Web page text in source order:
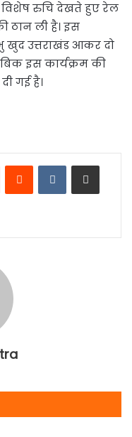
विशेष रुचि देखते हुए रेल
ठान ली है। इस
खुद उत्तराखंड आकर दो
इस कार्यक्रम की
गई है।
PinterestReddit VKontakteShare via Email